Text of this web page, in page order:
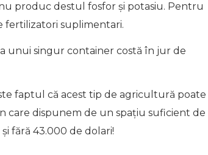
produc destul fosfor și potasiu. Pentru
fertilizatori suplimentari.
unui singur container costă în jur de
faptul că acest tip de agricultură poate
care dispunem de un spațiu suficient de
fără 43.000 de dolari!